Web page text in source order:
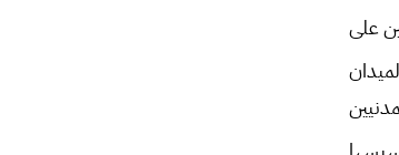
على
عملها في عام 1980 ليشمل المدنيين